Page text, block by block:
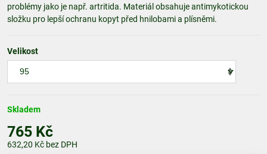
problémy jako je např. artritida. Materiál obsahuje antimykotickou
složku pro lepší ochranu kopyt před hnilobami a plísněmi.
Velikost
Skladem
765 Kč
632,20 Kč bez DPH